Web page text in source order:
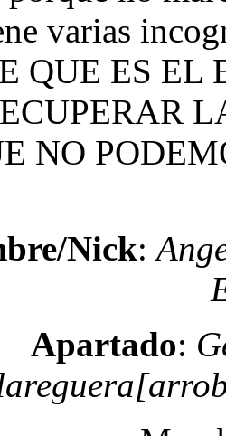
varias
QUE ES EL
NO
Nick:
Apartado: